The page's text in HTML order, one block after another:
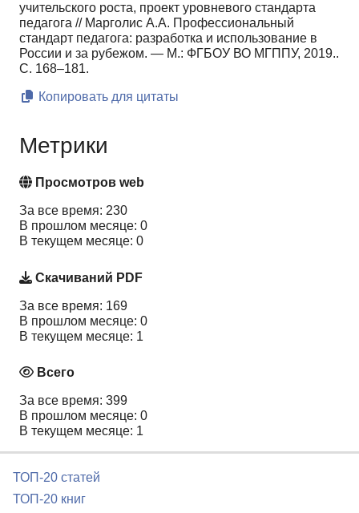
учительского роста, проект уровневого стандарта
педагога // Марголис А.А. Профессиональный
стандарт педагога: разработка и использование в
России и за рубежом. — М.: ФГБОУ ВО МГППУ, 2019..
С. 168–181.
Копировать для цитаты
Метрики
Просмотров web
За все время: 230
В прошлом месяце: 0
В текущем месяце: 0
Скачиваний PDF
За все время: 169
В прошлом месяце: 0
В текущем месяце: 1
Всего
За все время: 399
В прошлом месяце: 0
В текущем месяце: 1
ТОП-20 статей
ТОП-20 книг